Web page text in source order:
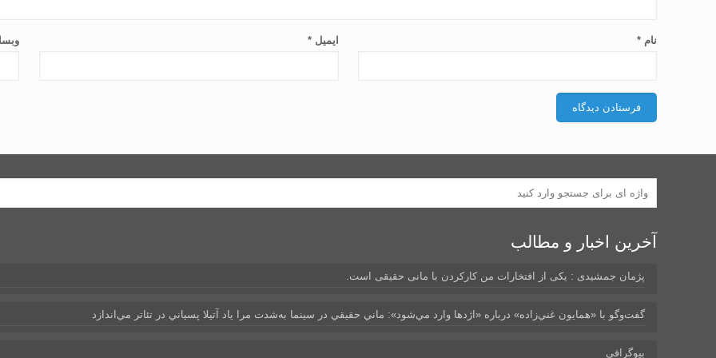
نام* ایمیل*
آخرین اخبار و مطالب
پژمان جمشیدی : یکی از افتخارات من کارکردن با مانی حقیقی است.
گفت‌وگو با «همايون غني‌زاده» درباره «اژدها وارد مي‌شود»: ماني حقيقي در سينما به‌شدت مرا ياد آتيلا پسياني در تئاتر مي‌اندازد
بیوگرافی